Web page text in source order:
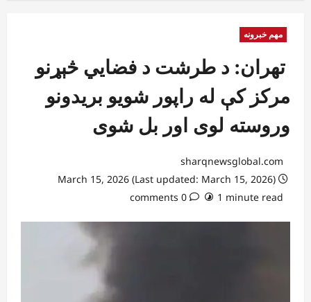
مهم خبرونه
تهران: د طرشت د فضايي څېړنو
مرکز کې له راپور شویو بریدونو
وروسته لوی اور بل شوی
sharqnewsglobal.com
1 minute read
0 comments